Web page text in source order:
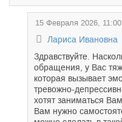
15 Февраля 2026, 11:00
Лариса Ивановна
Здравствуйте.
обращения, у Вас
которая вызывает
тревожно-
хотят заниматься
Вам нужно